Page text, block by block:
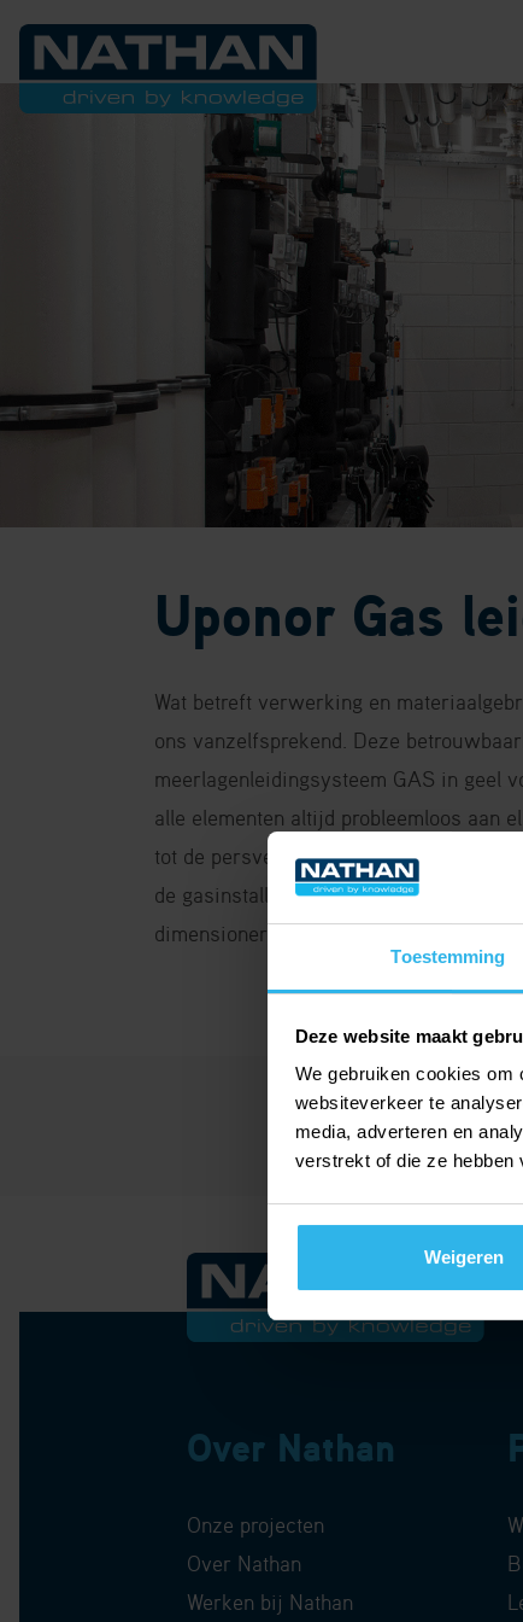
Toestemming
Deze website maakt
We gebruiken cookies om
websiteverkeer te
media, adverteren en
verstrekt of die ze hebben
Weigeren
Uponor Gas
Wat betreft verwerking en
ons vanzelfsprekend. Deze
meerlagenleidingsysteem GAS in geel
alle elementen altijd probleemloos aan
tot de persverbindingen is alles op
de gasinstallatie met de Uponor Gas
dimensionering. Uponor: comfort en
Over Nathan
Onze projecten
Over Nathan
Werken bij Nathan